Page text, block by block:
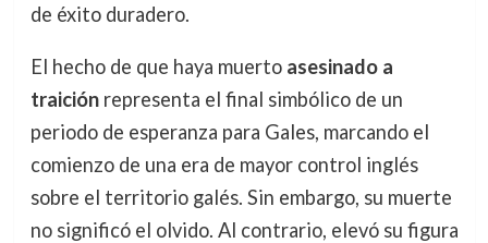
de éxito duradero.
El hecho de que haya muerto asesinado a
traiciónrepresenta el final simbólico de un
periodo de esperanza para Gales, marcando el
comienzo de una era de mayor control inglés
sobre el territorio galés. Sin embargo, su muerte
no significó el olvido. Al contrario, elevó su figura